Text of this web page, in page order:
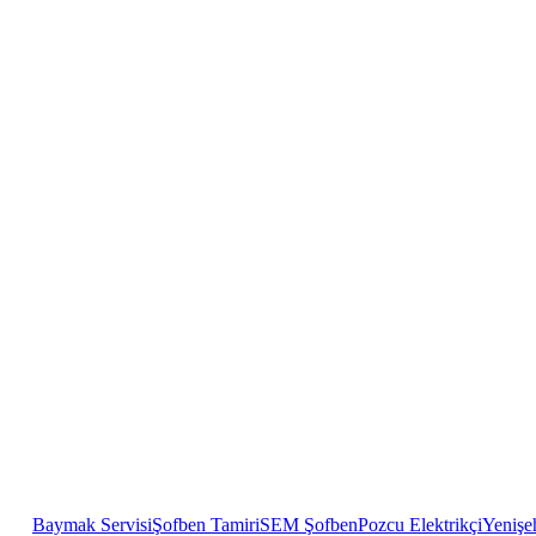
Baymak ServisiŞofben TamiriSEM ŞofbenPozcu Elektrikçi